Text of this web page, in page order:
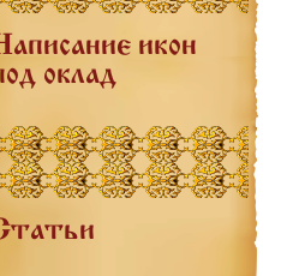
икон
оклад